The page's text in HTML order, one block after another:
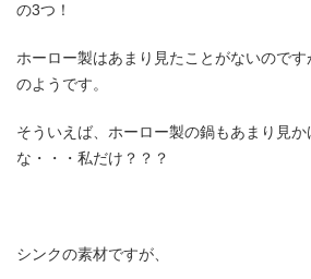
の3つ！
ホーロー製はあまり見たことがないので
のようです。
そういえば、ホーロー製の鍋もあまり見か
な・・・私だけ？？？
シンクの素材ですが、